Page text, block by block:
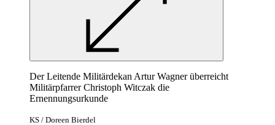
Der Leitende Militärdekan Artur Wagner überreicht
Militärpfarrer Christoph Witczak die
Ernennungsurkunde
KS / Doreen Bierdel